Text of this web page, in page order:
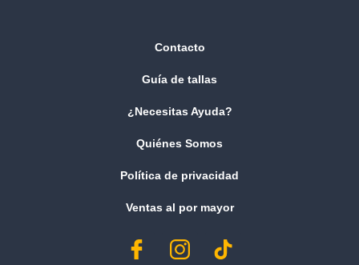
Contacto
Guía de tallas
¿Necesitas Ayuda?
Quiénes Somos
Política de privacidad
Ventas al por mayor